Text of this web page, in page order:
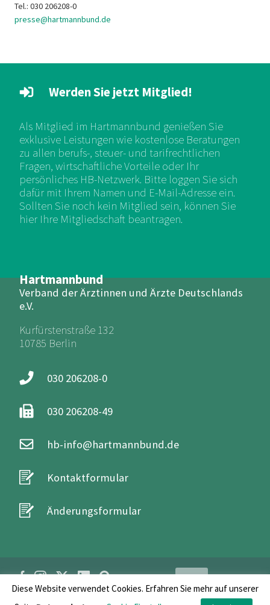
Tel.: 030 206208-0
presse@hartmannbund.de
Hartmannbund
Verband der Ärztinnen und Ärzte Deutschlands
e.V.
Kurfürstenstraße 132
10785 Berlin
030 206208-0
030 206208-49
hb-info@hartmannbund.de
Kontaktformular
Änderungsformular
Werden Sie jetzt Mitglied!
Als Mitglied im Hartmannbund genießen Sie
exklusive Leistungen wie kostenlose Beratungen
zu allen berufs-, steuer- und tarifrechtlichen
Fragen, wirtschaftliche Vorteile oder Ihr
persönliches HB-Netzwerk. Bitte loggen Sie sich
dafür mit Ihrem Namen und E-Mail-Adresse ein.
Sollten Sie noch kein Mitglied sein, können Sie
hier Ihre Mitgliedschaft beantragen.
Login
Diese Website verwendet Cookies. Erfahren Sie mehr auf unserer